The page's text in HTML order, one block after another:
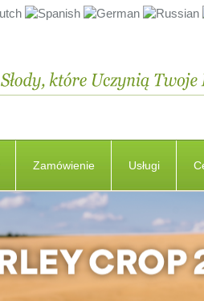
Zamówienie Usługi